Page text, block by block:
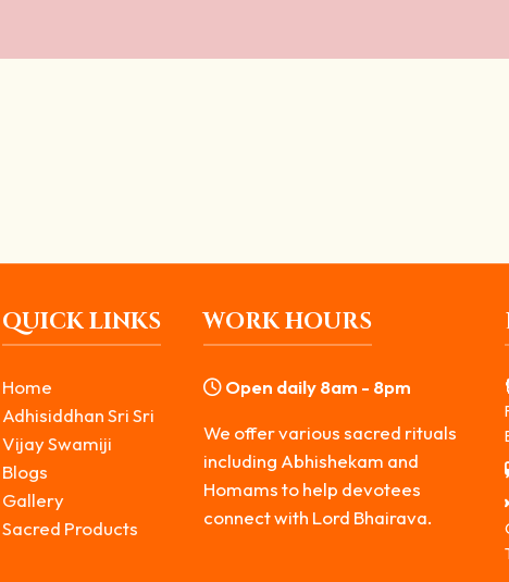
QUICK LINKS
Home
Adhisiddhan Sri Sri
Vijay Swamiji
Blogs
Gallery
Sacred Products
WORK HOURS
Open daily 8am - 8pm
We offer various sacred rituals
including Abhishekam and
Homams to help devotees
connect with Lord Bhairava.